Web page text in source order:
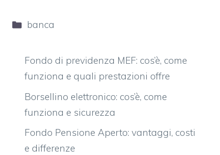
Categorie
banca
Fondo di previdenza MEF: cos’è, come
funziona e quali prestazioni offre
Borsellino elettronico: cos’è, come
funziona e sicurezza
Fondo Pensione Aperto: vantaggi, costi
e differenze